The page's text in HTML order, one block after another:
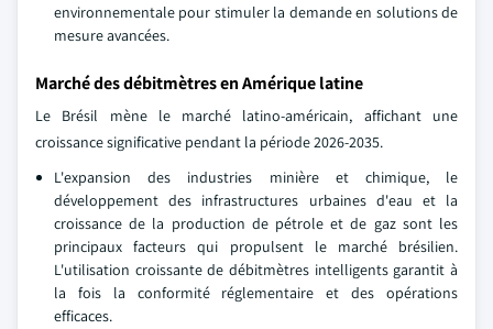
environnementale pour stimuler la demande en solutions de
mesure avancées.
Marché des débitmètres en Amérique latine
Le Brésil mène le marché latino-américain, affichant une
croissance significative pendant la période 2026-2035.
L'expansion des industries minière et chimique, le
développement des infrastructures urbaines d'eau et la
croissance de la production de pétrole et de gaz sont les
principaux facteurs qui propulsent le marché brésilien.
L'utilisation croissante de débitmètres intelligents garantit à
la fois la conformité réglementaire et des opérations
efficaces.